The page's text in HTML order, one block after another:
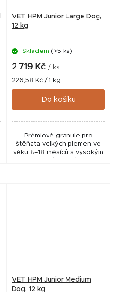
VET HPM Junior Large Dog,
12 kg
Skladem (>5 ks)
2 719 Kč / ks
Měrná
cena:
226,58 Kč / 1 kg
Do košíku
Prémiové granule pro
štěňata velkých plemen ve
věku 8–18 měsíců s vysokým
VET HPM Junior Medium
Dog, 12 kg